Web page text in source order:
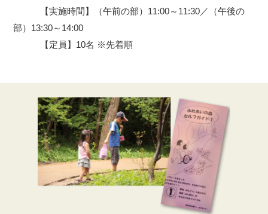
【実施時間】（午前の部）11:00～11:30／（午後の
部）13:30～14:00
【定員】10名 ※先着順